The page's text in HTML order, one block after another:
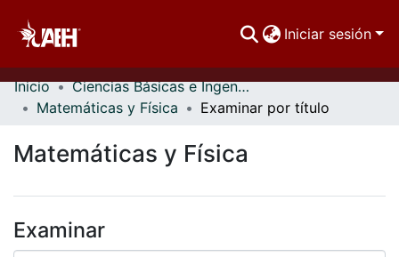
Iniciar sesión
Comunidades
Inicio
Ciencias Básicas e Ingeniería
Matemáticas y Física
Examinar por título
Matemáticas y Física
Examinar